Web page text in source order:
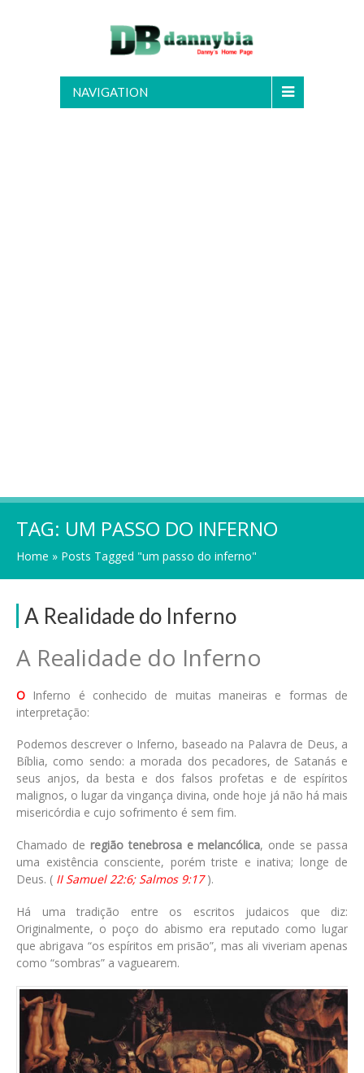
NAVIGATION
TAG: UM PASSO DO INFERNO
Home » Posts Tagged "um passo do inferno"
A Realidade do Inferno
A Realidade do Inferno
O Inferno é conhecido de muitas maneiras e formas de
interpretação:
Podemos descrever o Inferno, baseado na Palavra de Deus, a
Bíblia, como sendo: a morada dos pecadores, de Satanás e
seus anjos, da besta e dos falsos profetas e de espíritos
malignos, o lugar da vingança divina, onde hoje já não há mais
misericórdia e cujo sofrimento é sem fim.
Chamado de região tenebrosa e melancólica, onde se passa
uma existência consciente, porém triste e inativa; longe de
Deus. ( II Samuel 22:6; Salmos 9:17).
Há uma tradição entre os escritos judaicos que diz:
Originalmente, o poço do abismo era reputado como lugar
que abrigava “os espíritos em prisão”, mas ali viveriam apenas
como “sombras” a vaguearem.